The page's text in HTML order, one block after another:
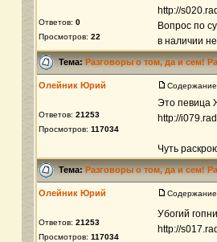
Ответов: 0
Просмотров: 22
http://
Вопрос по
в наличии
Тема:Разговоры о том, да и сем!
Олейник Юрий
Ответов: 21253
Просмотров: 117034
Это певица
http://
Чуть
Тема:Разговоры о том, да и сем!
Олейник Юрий
Ответов: 21253
Просмотров: 117034
Убогий
http://